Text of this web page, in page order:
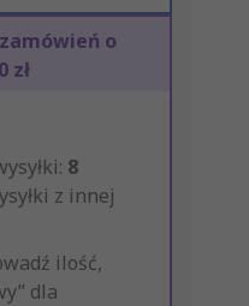
o
zł
8
z innej
ilość,
dla